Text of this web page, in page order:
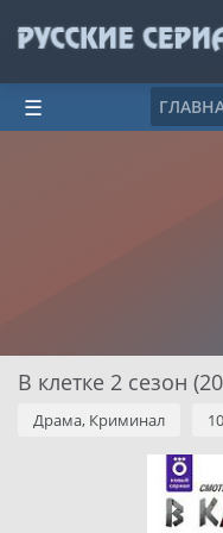
☰
В клетке 2 сезон
Драма, Криминал